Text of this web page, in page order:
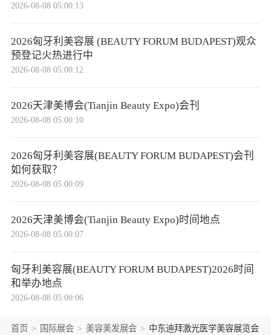
2026-08-08 05:00:13
2026匈牙利美容展 (BEAUTY FORUM BUDAPEST)观众
预登记火热进行中
2026-08-08 05:00:12
2026天津美博会(Tianjin Beauty Expo)会刊
2026-08-08 05:00:10
2026匈牙利美容展(BEAUTY FORUM BUDAPEST)会刊
如何获取？
2026-08-08 05:00:09
2026天津美博会(Tianjin Beauty Expo)时间地点
2026-08-08 05:00:07
匈牙利美容展(BEAUTY FORUM BUDAPEST)2026时间
和举办地点
2026-08-08 05:00:06
首页 > 国际展会 > 美容美发展会 > 中东迪拜激光医学美容展览会